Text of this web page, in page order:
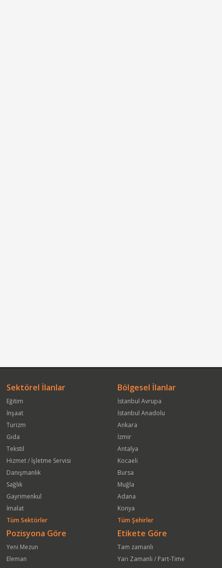
Sektörel İlanlar
Eğitim
İnşaat
Turizm
Gıda
Tekstil
Hizmet / İşletme Servisi
Danışmanlık
Sağlık
Gayrimenkul
İmalat
Tüm Sektörler
Bölgesel İlanlar
İstanbul Avrupa
İstanbul Anadolu
Ankara
İzmir
Antalya
Kocaeli
Bursa
Muğla
Adana
Konya
Tüm Şehirler
Pozisyona Göre
Yeni Mezun
Eleman
Etikete Göre
Tam zamanlı
Yarı Zamanlı / Part-Time